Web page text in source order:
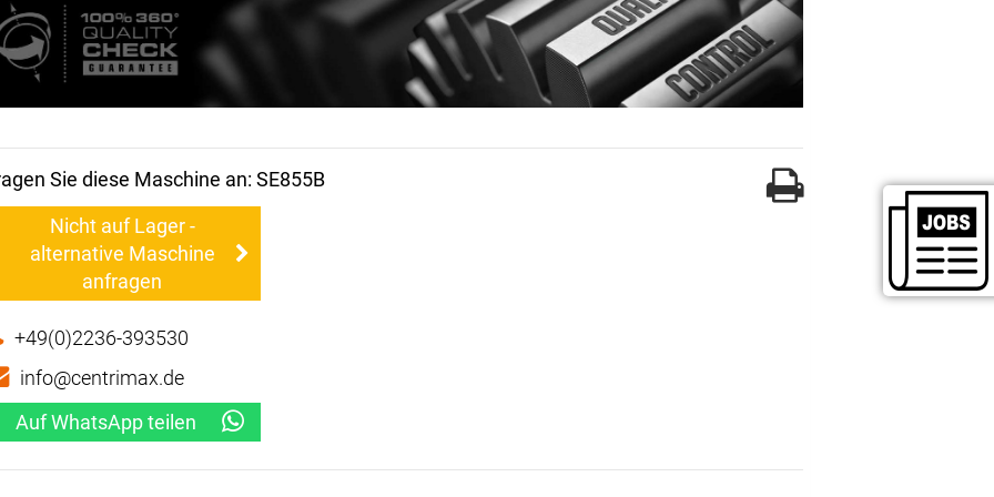
Sie diese Maschine an: SE855B
Nicht auf Lager -
alternative Maschine
anfragen
+49(0)2236-393530
info@centrimax.de
Auf WhatsApp teilen